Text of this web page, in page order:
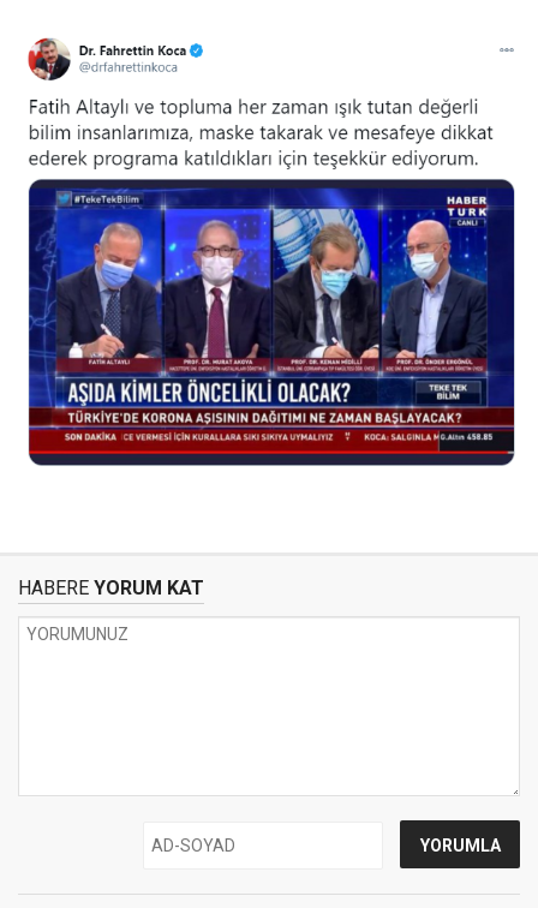
HABERE YORUM KAT